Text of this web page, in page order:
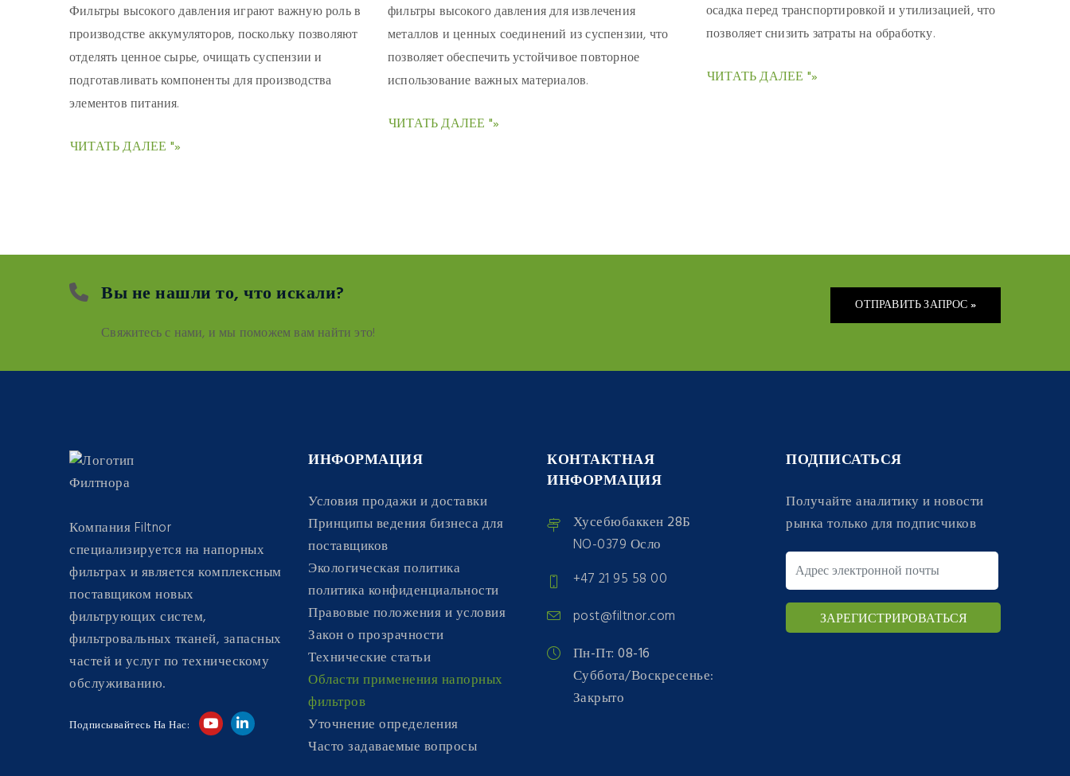
Фильтры высокого давления играют важную роль в
производстве аккумуляторов, поскольку позволяют
отделять ценное сырье, очищать суспензии и
подготавливать компоненты для производства
элементов питания.
ЧИТАТЬ ДАЛЕЕ "»
фильтры высокого давления для извлечения
металлов и ценных соединений из суспензии, что
позволяет обеспечить устойчивое повторное
использование важных материалов.
ЧИТАТЬ ДАЛЕЕ "»
осадка перед транспортировкой и утилизацией, что
позволяет снизить затраты на обработку.
ЧИТАТЬ ДАЛЕЕ "»
Вы не нашли то, что искали?
Свяжитесь с нами, и мы поможем вам найти это!
ОТПРАВИТЬ ЗАПРОС »
Компания Filtnor
специализируется на напорных
фильтрах и является комплексным
поставщиком новых
фильтрующих систем,
фильтровальных тканей, запасных
частей и услуг по техническому
обслуживанию.
Подписывайтесь На Нас:
ИНФОРМАЦИЯ
Условия продажи и доставки
Принципы ведения бизнеса для
поставщиков
Экологическая политика
политика конфиденциальности
Правовые положения и условия
Закон о прозрачности
Технические статьи
Области применения напорных
фильтров
Уточнение определения
Часто задаваемые вопросы
КОНТАКТНАЯ
ИНФОРМАЦИЯ
Хусебюбаккен 28Б
NO-0379 Осло
+47 21 95 58 00
post@filtnor.com
Пн-Пт: 08-16
Суббота/Воскресенье:
Закрыто
ПОДПИСАТЬСЯ
Получайте аналитику и новости
рынка только для подписчиков